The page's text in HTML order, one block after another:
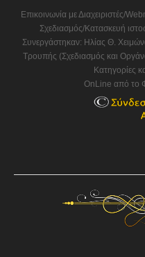
Επικοινωνία με Διαχειριστές/
Σχεδιασμός/Κατασκευή
Συνεργάστηκαν: Ηλίας Θ.
Τρουπής (Σχεδιασμός και
Κατηγορίες
OnLine από το